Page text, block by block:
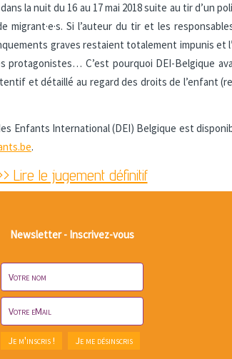
la nuit du 16 au 17 mai 2018 suite au tir d’un
Si l’auteur du tir et les
graves restaient totalement impunis et
C’est pourquoi DEI-Belgique
et détaillé au regard des droits de l’enfant
Enfants International (DEI) Belgique est
.
Lire le jugement définitif
Newsletter - Inscrivez-vous